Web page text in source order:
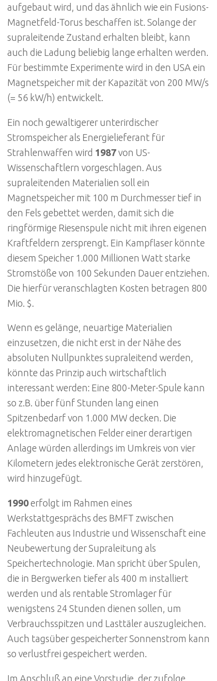
aufgebaut wird, und das ähnlich wie ein Fusions-
Magnetfeld-Torus beschaffen ist. Solange der
supraleitende Zustand erhalten bleibt, kann
auch die Ladung beliebig lange erhalten werden.
Für bestimmte Experimente wird in den USA ein
Magnetspeicher mit der Kapazität von 200 MW/s
(= 56 kW/h) entwickelt.
Ein noch gewaltigerer unterirdischer
Stromspeicher als Energielieferant für
Strahlenwaffen wird 1987von US-
Wissenschaftlern vorgeschlagen. Aus
supraleitenden Materialien soll ein
Magnetspeicher mit 100 m Durchmesser tief in
den Fels gebettet werden, damit sich die
ringförmige Riesenspule nicht mit ihren eigenen
Kraftfeldern zersprengt. Ein Kampflaser könnte
diesem Speicher 1.000 Millionen Watt starke
Stromstöße von 100 Sekunden Dauer entziehen.
Die hierfür veranschlagten Kosten betragen 800
Mio. $.
Wenn es gelänge, neuartige Materialien
einzusetzen, die nicht erst in der Nähe des
absoluten Nullpunktes supraleitend werden,
könnte das Prinzip auch wirtschaftlich
interessant werden: Eine 800-Meter-Spule kann
so z.B. über fünf Stunden lang einen
Spitzenbedarf von 1.000 MW decken. Die
elektromagnetischen Felder einer derartigen
Anlage würden allerdings im Umkreis von vier
Kilometern jedes elektronische Gerät zerstören,
wird hinzugefügt.
1990erfolgt im Rahmen eines
Werkstattgesprächs des BMFT zwischen
Fachleuten aus Industrie und Wissenschaft eine
Neubewertung der Supraleitung als
Speichertechnologie. Man spricht über Spulen,
die in Bergwerken tiefer als 400 m installiert
werden und als rentable Stromlager für
wenigstens 24 Stunden dienen sollen, um
Verbrauchsspitzen und Lasttäler auszugleichen.
Auch tagsüber gespeicherter Sonnenstrom kann
so verlustfrei gespeichert werden.
Im Anschluß an eine Vorstudie, der zufolge